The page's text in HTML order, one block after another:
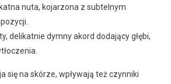
nuta, kojarzona z subtelnym
delikatnie dymny akord dodający głębi,
się na skórze, wpływają też czynniki